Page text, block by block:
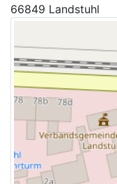
66849 Landstuhl